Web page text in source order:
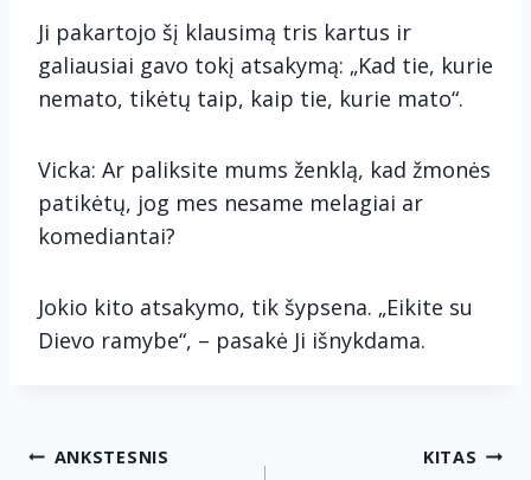
Ji pakartojo šį klausimą tris kartus ir
galiausiai gavo tokį atsakymą: „Kad tie, kurie
nemato, tikėtų taip, kaip tie, kurie mato“.
Vicka: Ar paliksite mums ženklą, kad žmonės
patikėtų, jog mes nesame melagiai ar
komediantai?
Jokio kito atsakymo, tik šypsena. „Eikite su
Dievo ramybe“, – pasakė Ji išnykdama.
Navigacija
ANKSTESNIS KITAS